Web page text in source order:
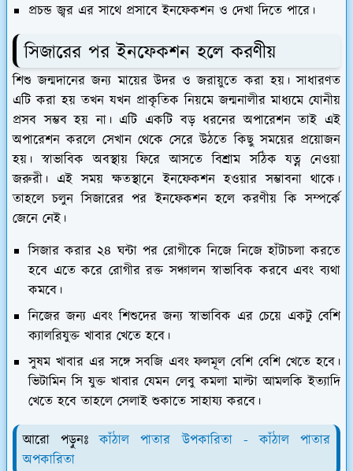
প্রচন্ড জ্বর এর সাথে প্রসাবে ইনফেকশন ও দেখা দিতে পারে।
সিজারের পর ইনফেকশন হলে করণীয়
শিশু জন্মদানের জন্য মায়ের উদর ও জরায়ুতে করা হয়। সাধারণত
এটি করা হয় তখন যখন প্রাকৃতিক নিয়মে জন্মনালীর মাধ্যমে যোনীয়
প্রসব সম্ভব হয় না। এটি একটি বড় ধরনের অপারেশন তাই এই
অপারেশন করলে সেখান থেকে সেরে উঠতে কিছু সময়ের প্রয়োজন
হয়। স্বাভাবিক অবস্থায় ফিরে আসতে বিশ্রাম সঠিক যত্ন নেওয়া
জরুরী। এই সময় ক্ষতস্থানে ইনফেকশন হওয়ার সম্ভাবনা থাকে।
তাহলে চলুন সিজারের পর ইনফেকশন হলে করণীয় কি সম্পর্কে
জেনে নেই।
সিজার করার ২৪ ঘন্টা পর রোগীকে নিজে নিজে হাঁটাচলা করতে
হবে এতে করে রোগীর রক্ত সঞ্চালন স্বাভাবিক করবে এবং ব্যথা
কমবে।
নিজের জন্য এবং শিশুদের জন্য স্বাভাবিক এর চেয়ে একটু বেশি
ক্যালরিযুক্ত খাবার খেতে হবে।
সুষম খাবার এর সঙ্গে সবজি এবং ফলমূল বেশি বেশি খেতে হবে।
ভিটামিন সি যুক্ত খাবার যেমন লেবু কমলা মাল্টা আমলকি ইত্যাদি
খেতে হবে তাহলে সেলাই শুকাতে সাহায্য করবে।
আরো পড়ুনঃকাঁঠাল পাতার উপকারিতা - কাঁঠাল পাতার
অপকারিতা